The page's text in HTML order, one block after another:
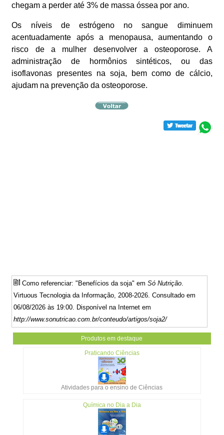
chegam a perder até 3% de massa óssea por ano.
Os níveis de estrógeno no sangue diminuem
acentuadamente após a menopausa, aumentando o
risco de a mulher desenvolver a osteoporose. A
administração de hormônios sintéticos, ou das
isoflavonas presentes na soja, bem como de cálcio,
ajudam na prevenção da osteoporose.
Como referenciar: "Benefícios da soja" emSó Nutrição
Virtuous Tecnologia da Informação, 2008-2026. Consultado em
06/08/2026 às 19:00. Disponível na Internet em
http://www.sonutricao.com.br/conteudo/artigos/soja2/
Produtos em destaque
Praticando Ciências
Atividades para o ensino de Ciências
Química no Dia a Dia